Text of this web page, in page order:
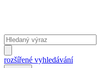
rozšířené vyhledávání